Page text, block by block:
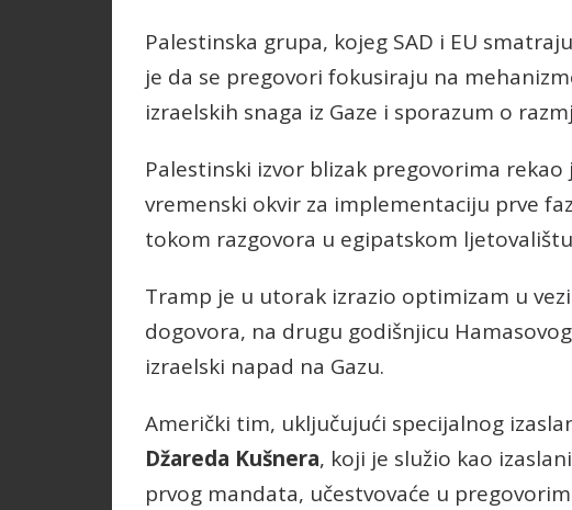
Palestinska grupa, kojeg SAD i EU
je da se pregovori fokusiraju na
izraelskih snaga iz Gaze i sporazum o
Palestinski izvor blizak pregovorima
vremenski okvir za implementaciju prve
tokom razgovora u egipatskom ljetovalištu
Tramp je u utorak izrazio optimizam u
dogovora, na drugu godišnjicu
izraelski napad na Gazu.
Američki tim, uključujući specijalnog
Džareda Kušnera, koji je služio kao
prvog mandata, učestvovaće u